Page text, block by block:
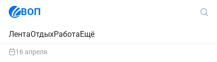
ВОП
ЛентаОтдыхРаботаЕщё
16 апреля